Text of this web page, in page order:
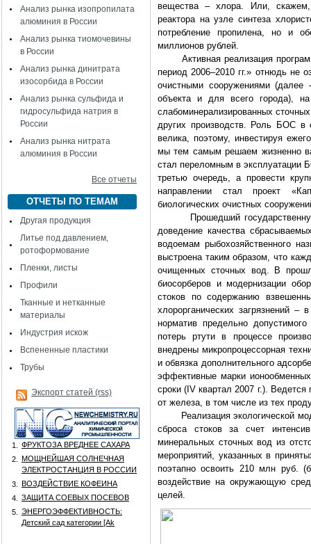
Анализ рынка изопропилата
алюминия в России
Анализ рынка тиомочевины
в России
Анализ рынка динитрата
изосорбида в России
Анализ рынка сульфида и
гидросульфида натрия в
России
Анализ рынка нитрата
алюминия в России
Все отчеты
ОТЧЕТЫ ПО ТЕМАМ
Другая продукция
Литье под давлением,
ротоформование
Пленки, листы
Профили
Тканные и нетканные
материалы
Индустрия искож
Вспененные пластики
Трубы
Экспорт статей (rss)
1.
ФРУКТОЗА ВРЕДНЕЕ САХАРА
2.
МОЩНЕЙШАЯ СОЛНЕЧНАЯ
ЭЛЕКТРОСТАНЦИЯ В РОССИИ
3.
ВОЗДЕЙСТВИЕ КОФЕИНА
4.
ЗАЩИТА СОЕВЫХ ПОСЕВОВ
5.
ЭНЕРГОЭФФЕКТИВНОСТЬ:
Детский сад категории [Аk
вещества – хлора. Или, скажем,
реактора на узле синтеза
потребление пропилена, но и
миллионов рублей.
Активная реализация
период 2006–2010 гг.» отнюдь не
очистными сооружениями (далее
объекта и для всего города), на
слабоминерализированных
других производств. Роль БОС в
велика, поэтому, инвестируя
мы тем самым решаем жизненно
стал переломным в эксплуатации
третью очередь, а провести
направлении стал проект
биологических очистных
Прошедший государственную
доведение качества
водоемам рыбохозяйственного
выстроена таким образом, что
очищенных сточных вод. В
биосорберов и модернизации
стоков по содержанию
хлорорганических загрязнений
норматив предельно
потерь ртути в процессе
внедрены микропроцессорная
и обвязка дополнительного
эффективные марки
сроки (IV квартал 2007 г.).
от железа, в том числе из тех
Реализация экологической
сброса стоков за счет
минеральных сточных вод из
мероприятий, указанных в
поэтапно освоить 210 млн руб.
воздействие на окружающую
целей.